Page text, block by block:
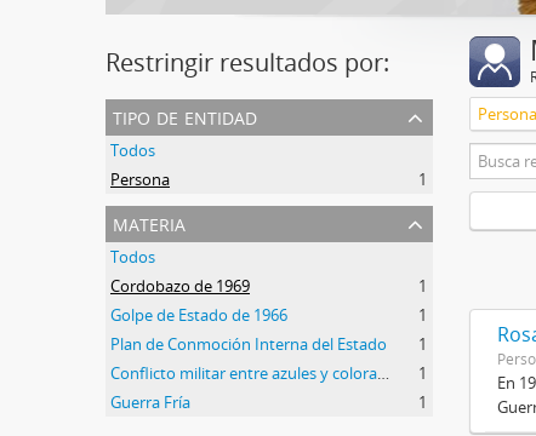
Restringir resultados por:
tipo de entidad
Todos
Persona
1
materia
Todos
Cordobazo de 1969
1
Golpe de Estado de 1966
1
Plan de Conmoción Interna del Estado
1
1
Guerra Fría
1
Persona
En